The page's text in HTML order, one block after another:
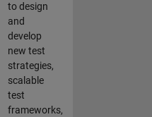
to design
and
develop
new test
strategies,
scalable
test
frameworks,